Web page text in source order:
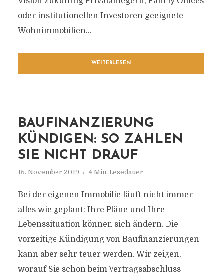
oder institutionellen Investoren geeignete
Wohnimmobilien...
WEITERLESEN
BAUFINANZIERUNG
KÜNDIGEN: SO ZAHLEN
SIE NICHT DRAUF
15. November 2019 4 Min. Lesedauer
Bei der eigenen Immobilie läuft nicht immer
alles wie geplant: Ihre Pläne und Ihre
Lebenssituation können sich ändern. Die
vorzeitige Kündigung von Baufinanzierungen
kann aber sehr teuer werden. Wir zeigen,
worauf Sie schon beim Vertragsabschluss